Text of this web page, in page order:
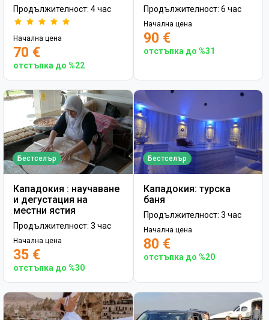
Продължителност: 4 час
Начална цена
70 €
отстъпка до %22
Продължителност: 6 час
Начална цена
90 €
отстъпка до %31
Бестселър
Кападокия : научаване
и дегустация на
местни ястия
Продължителност: 3 час
Начална цена
35 €
отстъпка до %30
Бестселър
Кападокия: турска
баня
Продължителност: 3 час
Начална цена
80 €
отстъпка до %20